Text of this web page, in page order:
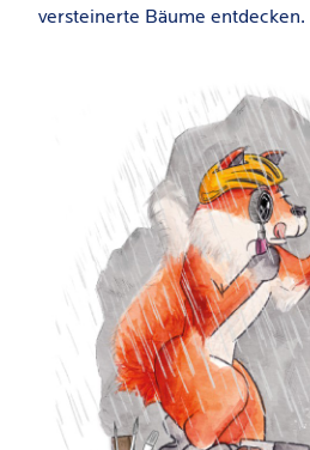
versteinerte Bäume entdecken.